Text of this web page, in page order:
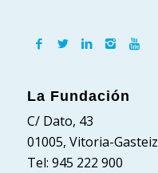
La Fundación
C/ Dato, 43
01005, Vitoria-Gasteiz
Tel: 945 222 900